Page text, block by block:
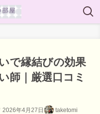
で縁結びの効果
師｜厳選口コミ
2026年4月27日 taketomi